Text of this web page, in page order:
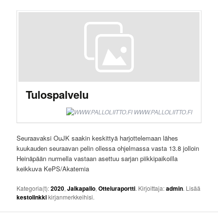
Tulospalvelu
WWW.PALLOLIITTO.FI
Seuraavaksi OuJK saakin keskittyä harjottelemaan lähes
kuukauden seuraavan pelin ollessa ohjelmassa vasta 13.8 jolloin
Heinäpään nurmella vastaan asettuu sarjan piikkipaikoilla
keikkuva KePS/Akatemia
Kategoria(t):2020,Jalkapallo,Otteluraportti. Kirjoittaja:admin. Lisää
kestolinkkikirjanmerkkeihisi.